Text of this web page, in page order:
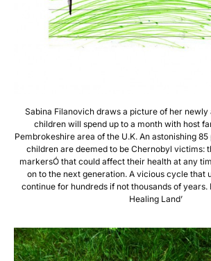
Sabina Filanovich draws a picture of her newly
children will spend up to a month with host
Pembrokeshire area of the U.K. An astonishing
children are deemed to be Chernobyl victims:
markersÓ that could affect their health at any
on to the next generation. A vicious cycle that
continue for hundreds if not thousands of years.
Healing Land’